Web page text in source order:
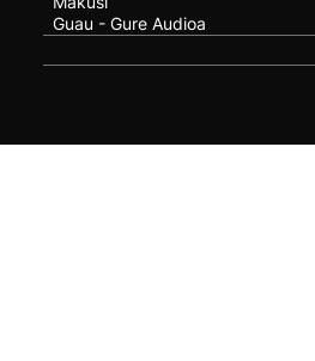
Guau - Gure Audioa